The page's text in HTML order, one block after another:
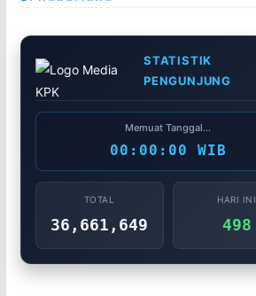
STATISTIK
PENGUNJUNG
Memuat Tanggal...
00:00:00 WIB
TOTAL
36,661,649
HARI INI
498